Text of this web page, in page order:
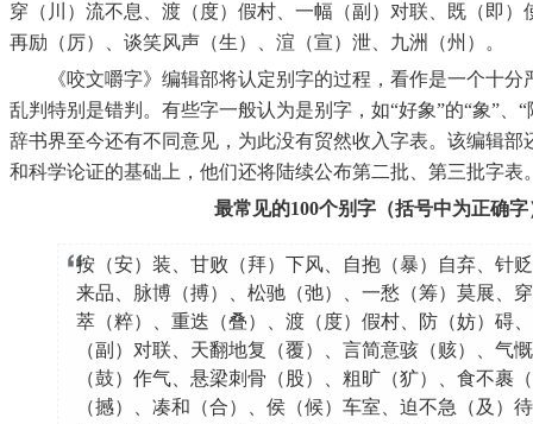
穿（川）流不息、渡（度）假村、一幅（副）对联、既（即）
再励（厉）、谈笑风声（生）、渲（宣）泄、九洲（州）。
《咬文嚼字》编辑部将认定别字的过程，看作是一个十分
乱判特别是错判。有些字一般认为是别字，如“好象”的“象”、
辞书界至今还有不同意见，为此没有贸然收入字表。该编辑部
和科学论证的基础上，他们还将陆续公布第二批、第三批字表
最常见的100个别字（括号中为正确字
按（安）装、甘败（拜）下风、自抱（暴）自弃、针
来品、脉博（搏）、松驰（弛）、一愁（筹）莫展、
萃（粹）、重迭（叠）、渡（度）假村、防（妨）碍
（副）对联、天翻地复（覆）、言简意骇（赅）、气
（鼓）作气、悬梁刺骨（股）、粗旷（犷）、食不裹
（撼）、凑和（合）、侯（候）车室、迫不急（及）